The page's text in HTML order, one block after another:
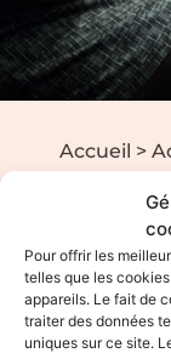
Pour offrir les
telles que les
appareils. Le fait de
traiter des données
uniques sur ce site.
Accueil >